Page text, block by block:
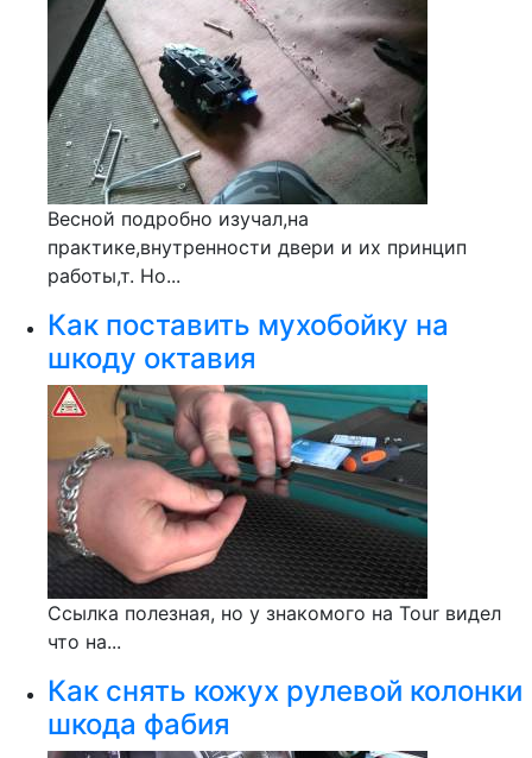
Весной подробно изучал,на
практике,внутренности двери и их принцип
работы,т. Но...
Как поставить мухобойку на
шкоду октавия
Ссылка полезная, но у знакомого на Tour видел
что на...
Как снять кожух рулевой колонки
шкода фабия